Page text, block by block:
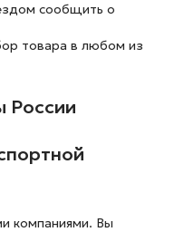
сообщить о
товара в любом из
России
компаниями. Вы